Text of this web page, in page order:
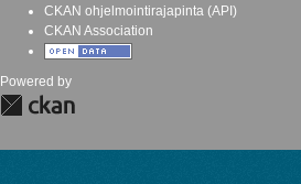
CKAN ohjelmointirajapinta (API)
CKAN Association
Powered by